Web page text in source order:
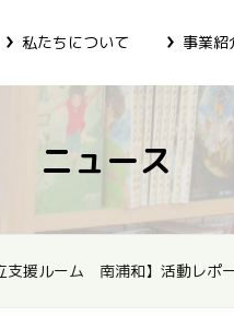
私たちについて 事業紹
ニュース
支援ルーム 南浦和】活動レポ